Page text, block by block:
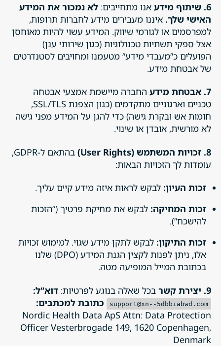
6. שיתוף מידע
אנו מתחייבים: לא נמכור את המידע
האישי שלך. איננו מעבירים מידע לחברות תרופות,
למפרסמים או לגורמי שיווק. המידע עשוי להיות מאוחסן
אצל ספקי תשתיות טכנולוגיות (כגון שירותי ענן)
הפועלים כ”מעבדי מידע” מטעמנו ומחויבים לסטנדרטים
של אבטחת מידע.
7. אבטחת מידע
החברה מיישמת אמצעי אבטחה
טכניים וארגוניים מתקדמים (כגון הצפנת SSL/TLS,
חומות אש ובקרת גישה) כדי להגן על המידע מפני גישה
לא מורשית, אובדן או שינוי.
8. זכויות המשתמש (User Rights)
בהתאם ל-GDPR,
עומדות לך הזכויות הבאות:
זכות העיון: לבקש לראות איזה מידע קיים עליך.
זכות המחיקה: לבקש את מחיקת פרטיך (“הזכות
להישכח”).
זכות התיקון: לבקש לתקן מידע שגוי. למימוש זכויות
אלו, ניתן לפנות לקצין הגנת המידע (DPO) שלנו
בכתובת המייל המופיעה מטה.
9. יצירת קשר
בכל שאלה בנוגע לפרטיות: דוא”ל:
support@xn--5dbbiabwd.com
כתובת למכתבים:
Nordic Health Data ApS Attn: Data Protection
Officer Vesterbrogade 149, 1620 Copenhagen,
Denmark